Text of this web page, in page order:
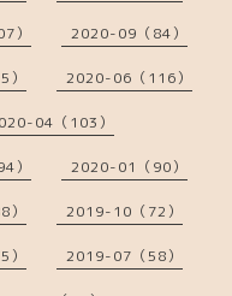
） 2020-09（84）
2020-06（116）
04（103）
） 2020-01（90）
2019-10（72）
2019-07（58）